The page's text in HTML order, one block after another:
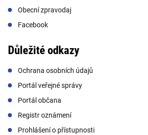
Obecní zpravodaj
Facebook
Důležité odkazy
Ochrana osobních údajů
Portál veřejné správy
Portál občana
Registr oznámení
Prohlášení o přístupnosti